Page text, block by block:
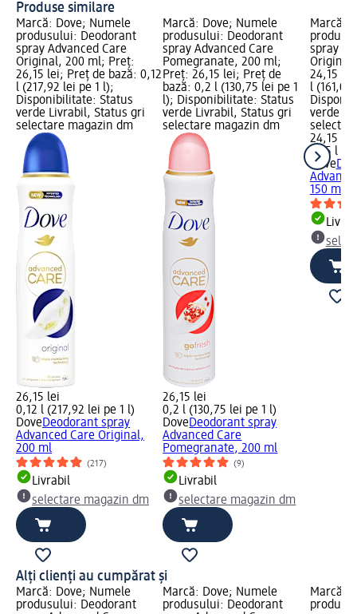
Produse similare
Marcă: Dove; Numele
produsului: Deodorant
spray Advanced Care
Original, 200 ml; Preț:
26,15 lei; Preț de bază: 0,12
l (217,92 lei pe 1 l);
Disponibilitate: Status
verde Livrabil, Status gri
selectare magazin dm
26,15 lei
0,12 l (217,92 lei pe 1 l)
DoveDeodorant spray
Advanced Care Original,
200 ml
(217)
Livrabil
selectare magazin dm
Marcă: Dove; Numele
produsului: Deodorant
spray Advanced Care
Pomegranate, 200 ml;
Preț: 26,15 lei; Preț de
bază: 0,2 l (130,75 lei pe 1
l); Disponibilitate: Status
verde Livrabil, Status gri
selectare magazin dm
26,15 lei
0,2 l (130,75 lei pe 1 l)
DoveDeodorant spray
Advanced Care
Pomegranate, 200 ml
(9)
Livrabil
selectare magazin dm
Marcă:
spray
24,15
l
verde
24,15 lei
0,15 l
Dove
150 ml
Alți clienți au cumpărat și
Marcă: Dove; Numele
produsului: Deodorant
Marcă: Dove; Numele
produsului: Deodorant
Marcă: